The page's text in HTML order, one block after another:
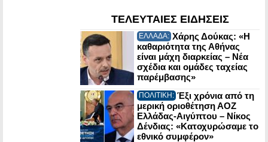
ΤΕΛΕΥΤΑΙΕΣ ΕΙΔΗΣΕΙΣ
ΕΛΛΑΔΑ: Χάρης Δούκας: «Η
καθαριότητα της Αθήνας
είναι μάχη διαρκείας – Νέα
σχέδια και ομάδες ταχείας
παρέμβασης»
ΠΟΛΙΤΙΚΗ: Έξι χρόνια από τη
μερική οριοθέτηση ΑΟΖ
Ελλάδας-Αιγύπτου – Νίκος
Δένδιας: «Κατοχυρώσαμε το
εθνικό συμφέρον»